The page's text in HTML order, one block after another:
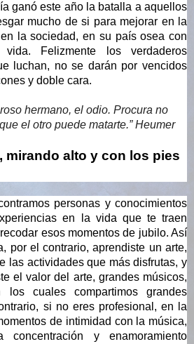
ganó este año la batalla a aquellos
mucho de si para mejorar en la
la sociedad, en su país osea con
Felizmente los verdaderos
luchan, no se darán por vencidos
y doble cara.
hermano, el odio. Procura no
el otro puede matarte.” Heumer
mirando alto y con los pies
personas y conocimientos
en la vida que te traen
esos momentos de jubilo. Así
por el contrario, aprendiste un arte,
las actividades que más disfrutas, y
el valor del arte, grandes músicos,
los cuales compartimos grandes
si no eres profesional, en la
de intimidad con la música,
concentración y enamoramiento